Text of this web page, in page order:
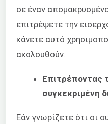
σε έναν
επιτρέψετε την
κάνετε αυτό
ακολουθούν.
Επιτρέποντας
συγκεκριμένη
Εάν γνωρίζετε ότι οι